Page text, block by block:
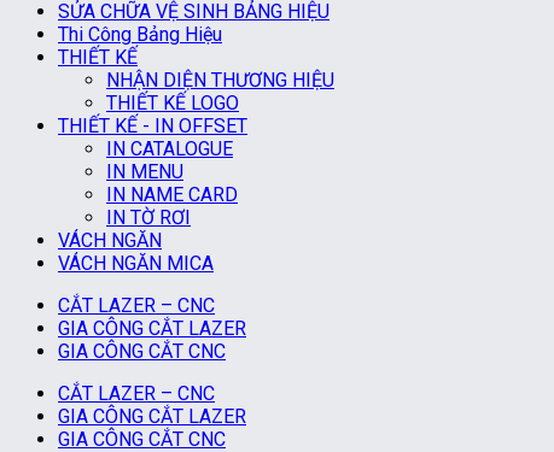
SỬA CHỮA VỆ SINH BẢNG HIỆU
Thi Công Bảng Hiệu
THIẾT KẾ
NHẬN DIỆN THƯƠNG HIỆU
THIẾT KẾ LOGO
THIẾT KẾ - IN OFFSET
IN CATALOGUE
IN MENU
IN NAME CARD
IN TỜ RƠI
VÁCH NGĂN
VÁCH NGĂN MICA
CẮT LAZER – CNC
GIA CÔNG CẮT LAZER
GIA CÔNG CẮT CNC
CẮT LAZER – CNC
GIA CÔNG CẮT LAZER
GIA CÔNG CẮT CNC